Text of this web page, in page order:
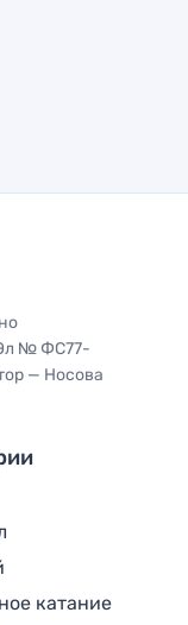
№ ФС77-
— Носова
катание